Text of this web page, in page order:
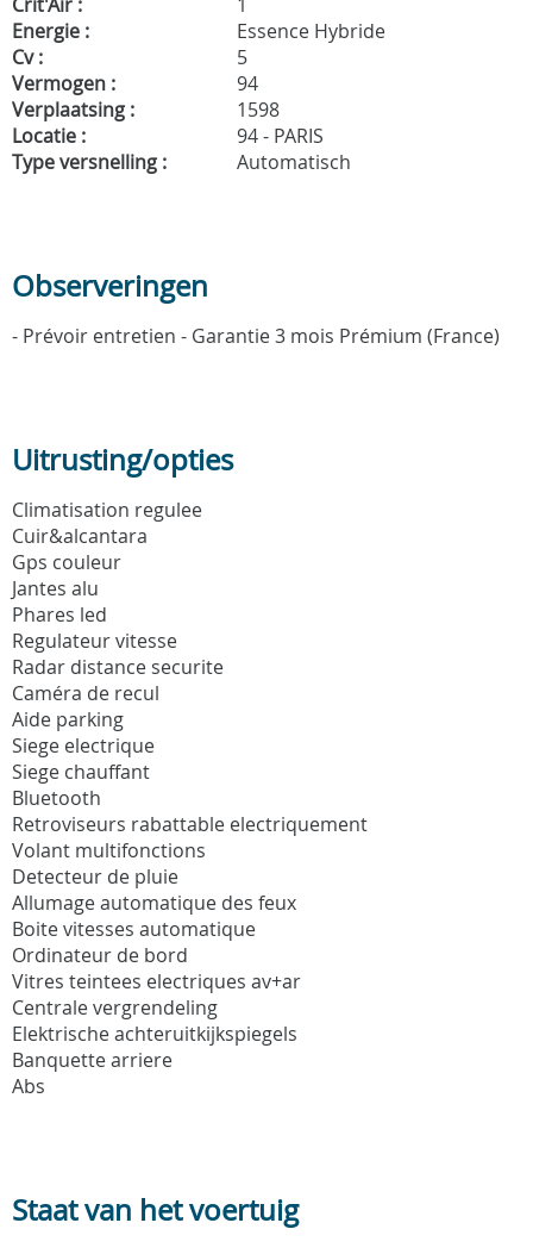
Energie :
Essence Hybride
Cv :
5
Vermogen :
94
Verplaatsing :
1598
Locatie :
94 - PARIS
Type versnelling :
Automatisch
Observeringen
- Prévoir entretien - Garantie 3 mois Prémium (France)
Uitrusting/opties
Climatisation regulee
Cuir&alcantara
Gps couleur
Jantes alu
Phares led
Regulateur vitesse
Radar distance securite
Caméra de recul
Aide parking
Siege electrique
Siege chauffant
Bluetooth
Retroviseurs rabattable electriquement
Volant multifonctions
Detecteur de pluie
Allumage automatique des feux
Boite vitesses automatique
Ordinateur de bord
Vitres teintees electriques av+ar
Centrale vergrendeling
Elektrische achteruitkijkspiegels
Banquette arriere
Abs
Staat van het voertuig